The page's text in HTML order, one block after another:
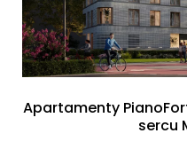
Apartamenty
sercu